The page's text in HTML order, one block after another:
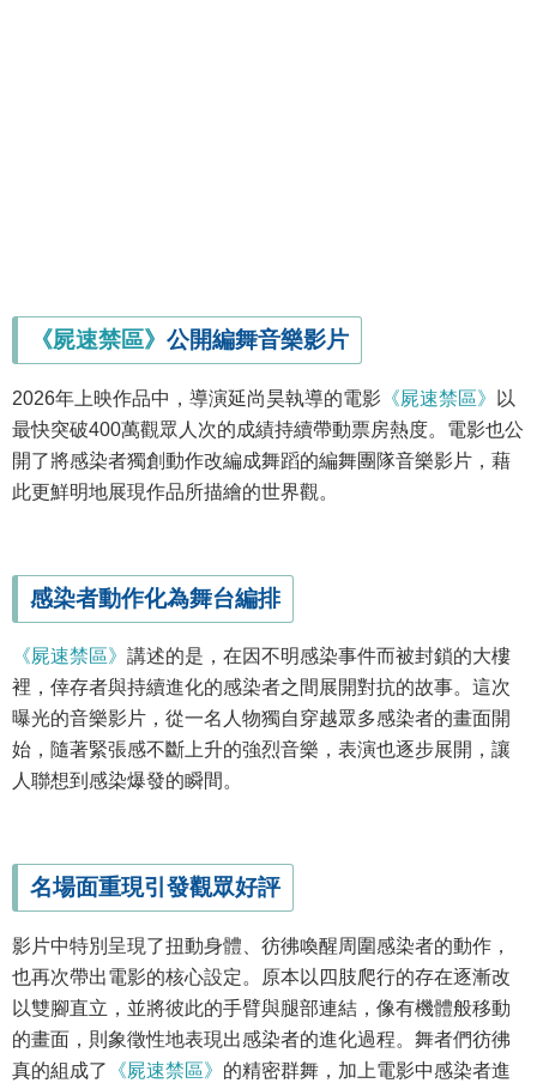
《屍速禁區》 公開編舞音樂影片
2026年上映作品中，導演延尚昊執導的電影 《屍速禁區》
以
最快突破400萬觀眾人次的成績持續帶動票房熱度。電影也公
開了將感染者獨創動作改編成舞蹈的編舞團隊音樂影片，藉
此更鮮明地展現作品所描繪的世界觀。
感染者動作化為舞台編排
《屍速禁區》 講述的是，在因不明感染事件而被封鎖的大樓
裡，倖存者與持續進化的感染者之間展開對抗的故事。這次
曝光的音樂影片，從一名人物獨自穿越眾多感染者的畫面開
始，隨著緊張感不斷上升的強烈音樂，表演也逐步展開，讓
人聯想到感染爆發的瞬間。
名場面重現引發觀眾好評
影片中特別呈現了扭動身體、彷彿喚醒周圍感染者的動作，
也再次帶出電影的核心設定。原本以四肢爬行的存在逐漸改
以雙腳直立，並將彼此的手臂與腿部連結，像有機體般移動
的畫面，則象徵性地表現出感染者的進化過程。舞者們彷彿
真的組成了
《屍速禁區》 的精密群舞，加上電影中感染者進